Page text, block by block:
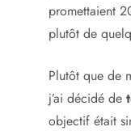
promettaient
plutôt de
Plutôt que de
j’ai décidé de
objectif était